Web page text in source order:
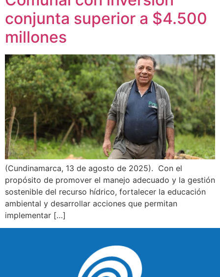
conjunta superior a $4.500
millones
(Cundinamarca, 13 de agosto de 2025). Con el
propósito de promover el manejo adecuado y la gestión
sostenible del recurso hídrico, fortalecer la educación
ambiental y desarrollar acciones que permitan
implementar […]